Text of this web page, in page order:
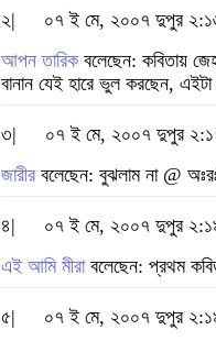
২|
০৭ ই মে, ২০০৭ দুপুর
আপন তারিকবলেছেন: কবিতায়
বানান যেই হারে ভুল করছেন,
৩|
০৭ ই মে, ২০০৭ দুপুর
জারীর বলেছেন: বুঝলাম না @
৪|
০৭ ই মে, ২০০৭ দুপুর
এই আমি মীরাবলেছেন: প্রথম
৫|
০৭ ই মে, ২০০৭ দুপুর